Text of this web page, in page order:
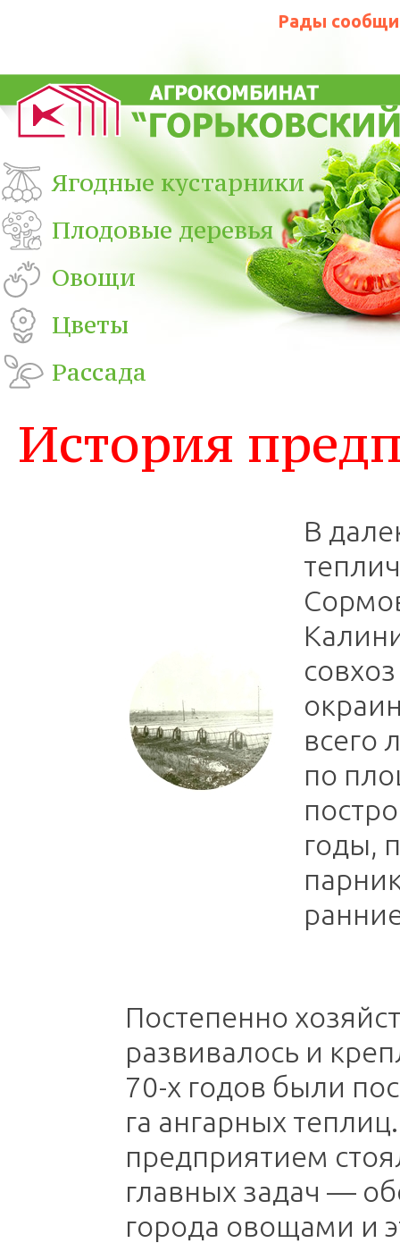
Рады
Ягодные кустарники
Плодовые деревья
Овощи
Цветы
Рассада
История
В
всего
по
годы,
Постепенно
развивалось и
70-х годов были
га ангарных
предприятием
главных задач —
города овощами и